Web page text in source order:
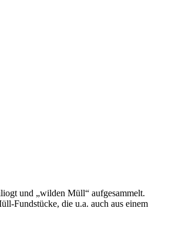
und „wilden Müll“ aufgesammelt.
Fundstücke, die u.a. auch aus einem